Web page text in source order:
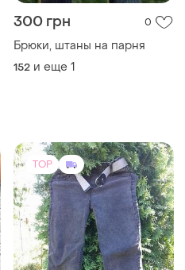
300 грн 0
Брюки, штаны на парня
152 и еще 1
TOP